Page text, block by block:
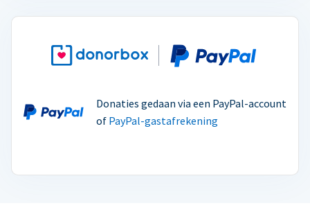
Donaties gedaan via een PayPal-account
of PayPal-gastafrekening